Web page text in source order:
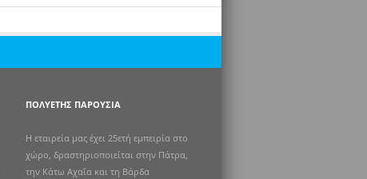
ΠΟΛΥΕΤΉΣ ΠΑΡΟΥΣΊΑ
Η εταιρεία μας έχει 25ετή εμπειρία στο
χώρο, δραστηριοποιείται στην Πάτρα,
την Κάτω Αχαΐα και τη Βάρδα